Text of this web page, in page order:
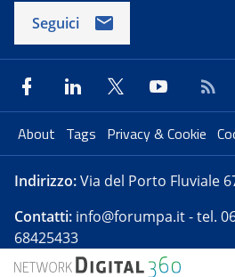
Seguici
About Tags Privacy & Cookie
Indirizzo:Via del Porto Fluviale
Contatti: info@forumpa.it- tel.
68425433